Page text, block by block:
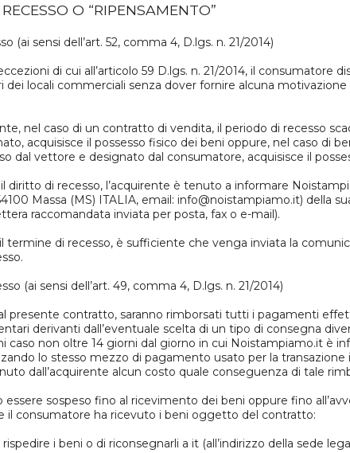
O “RIPENSAMENTO”
(ai sensi dell’art. 52, comma 4, D.lgs. n. 21/2014)
di cui all’articolo 59 D.lgs. n. 21/2014, il
dei locali commerciali senza dover fornire alcuna
nel caso di un contratto di vendita, il periodo di recesso
acquisisce il possesso fisico dei beni oppure, nel caso
dal vettore e designato dal consumatore, acquisisce il
diritto di recesso, l’acquirente è tenuto a informare
Massa (MS) ITALIA, email: info@noistampiamo.it)
raccomandata inviata per posta, fax o e-mail).
termine di recesso, è sufficiente che venga inviata la
(ai sensi dell’art. 49, comma 4, D.lgs. n. 21/2014)
presente contratto, saranno rimborsati tutti i pagamenti
derivanti dall’eventuale scelta di un tipo di consegna
caso non oltre 14 giorni dal giorno in cui Noistampiamo.it è
lo stesso mezzo di pagamento usato per la
dall’acquirente alcun costo quale conseguenza di tale
essere sospeso fino al ricevimento dei beni oppure fino
il consumatore ha ricevuto i beni oggetto del contratto:
i beni o di riconsegnarli a it (all’indirizzo della sede